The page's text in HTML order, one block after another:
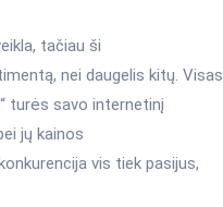
tačiau ši
nei daugelis kitų. Visas
turės savo internetinį
jų kainos
vis tiek pasijus,